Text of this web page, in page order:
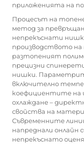
приложенията на
Процесът на
метод за
непрекъснати
производството
разтопеният
прецизни
нишки.
включително
коефициентите на
охлаждане –
свойства на
Съвременните
напреднали онлайн
непрекъснато